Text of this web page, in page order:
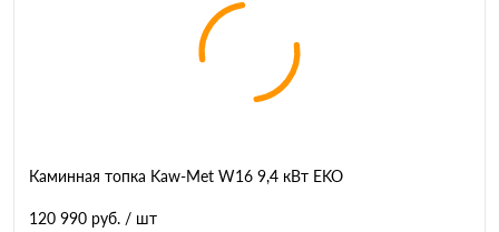
Каминная топка Kaw-Met W16 9,4 кВт EKO
120 990 руб. / шт